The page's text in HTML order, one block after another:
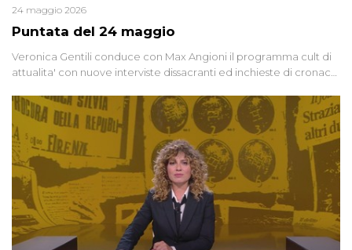
Puntata del 24 maggio
24 maggio 2026
Veronica Gentili conduce con Max Angioni il programma cult di
attualita' con nuove interviste dissacranti ed inchieste di cronaca